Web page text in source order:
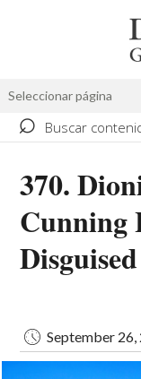
Seleccionar página
⌕ Buscar
370.
Cunning
September 26,